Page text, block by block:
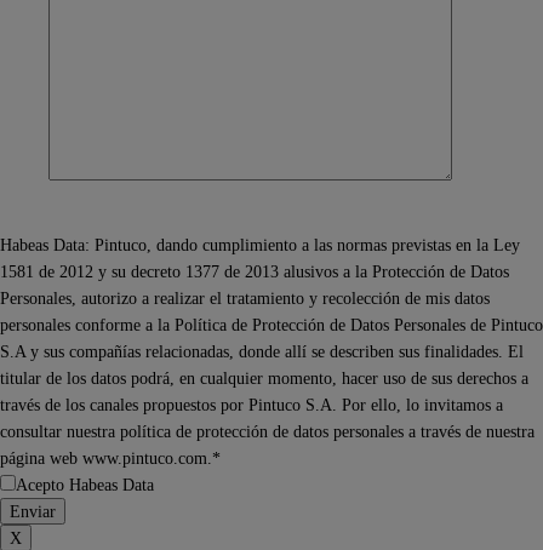
Habeas Data: Pintuco, dando cumplimiento a las normas previstas en la Ley
1581 de 2012 y su decreto 1377 de 2013 alusivos a la Protección de Datos
Personales, autorizo a realizar el tratamiento y recolección de mis datos
personales conforme a la Política de Protección de Datos Personales de Pintuco
S.A y sus compañías relacionadas, donde allí se describen sus finalidades. El
titular de los datos podrá, en cualquier momento, hacer uso de sus derechos a
través de los canales propuestos por Pintuco S.A. Por ello, lo invitamos a
consultar nuestra política de protección de datos personales a través de nuestra
página web www.pintuco.com.*
Acepto Habeas Data
X